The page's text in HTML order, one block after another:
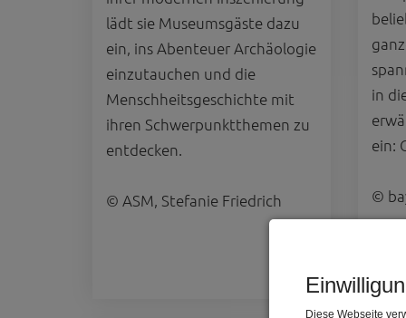
Diese Webseite
lädt sie Museumsgäste dazu
ein, ins Abenteuer Archäologie
einzutauchen und die
Menschheitsgeschichte mit
ihren Schwerpunktthemen zu
entdecken.
© ASM, Stefanie Friedrich
in
ein:
©